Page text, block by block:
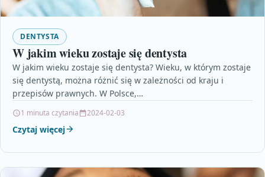
DENTYSTA
W jakim wieku zostaje się dentysta
W jakim wieku zostaje się dentysta? Wieku, w którym zostaje
się dentystą, można różnić się w zależności od kraju i
przepisów prawnych. W Polsce,…
1 minuta czytania 2024-02-03
Czytaj więcej